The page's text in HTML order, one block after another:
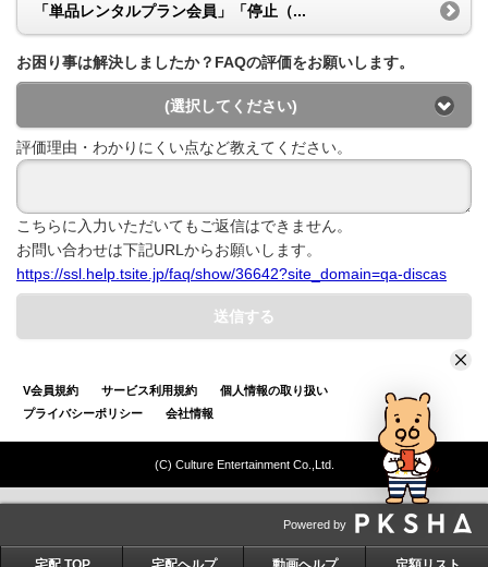
「単品レンタルプラン会員」「停止（...
お困り事は解決しましたか？FAQの評価をお願いします。
(選択してください)
評価理由・わかりにくい点など教えてください。
こちらに入力いただいてもご返信はできません。
お問い合わせは下記URLからお願いします。
https://ssl.help.tsite.jp/faq/show/36642?site_domain=qa-discas
送信する
V会員規約 サービス利用規約
個人情報の取り扱い
プライバシーポリシー
会社情報
(C) Culture Entertainment Co.,Ltd.
Powered by